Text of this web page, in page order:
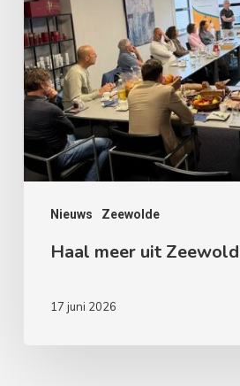
Nieuws Zeewolde
Haal meer uit
17 juni 2026